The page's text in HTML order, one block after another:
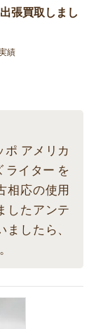
張買取しまし
績
ポ アメリカ
ライター を
相応の使用
したアンテ
ましたら、